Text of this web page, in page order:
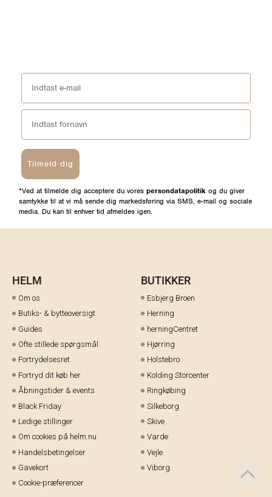
Tilmeld dig
*Ved at tilmelde dig acceptere du vores persondatapolitik og du giver
samtykke til at vi må sende dig markedsføring via SMS, e-mail og sociale
media. Du kan til enhver tid afmeldes igen.
HELM
Om os
Butiks- & bytteoversigt
Guides
Ofte stillede spørgsmål
Fortrydelsesret
Fortryd dit køb her
Åbningstider & events
Black Friday
Ledige stillinger
Om cookies på helm.nu
Handelsbetingelser
Gavekort
Cookie-præferencer
BUTIKKER
Esbjerg Broen
Herning
herningCentret
Hjørring
Holstebro
Kolding Storcenter
Ringkøbing
Silkeborg
Skive
Varde
Vejle
Viborg